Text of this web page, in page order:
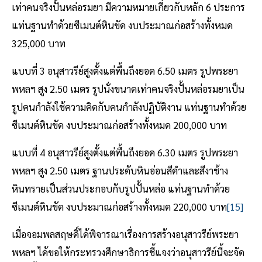
เท่าคนจริงปั้นหล่อรมยา มีความหมายเกี่ยวกับหลัก 6 ประการ
แท่นฐานทำด้วยซีเมนต์หินขัด งบประมาณก่อสร้างทั้งหมด
325,000 บาท
แบบที่ 3 อนุสาวรีย์สูงตั้งแต่พื้นถึงยอด 6.50 เมตร รูปพระยา
พหลฯ สูง 2.50 เมตร รูปนั่งขนาดเท่าคนจริงปั้นหล่อรมยาเป็น
รูปคนกำลังใช้ความคิดกับคนกำลังปฏิบัติงาน แท่นฐานทำด้วย
ซีเมนต์หินขัด งบประมาณก่อสร้างทั้งหมด 200,000 บาท
แบบที่ 4 อนุสาวรีย์สูงตั้งแต่พื้นถึงยอด 6.30 เมตร รูปพระยา
พหลฯ สูง 2.50 เมตร ฐานประดับหินอ่อนสีดำและสีงาช้าง
หินทรายเป็นส่วนประกอบกับรูปปั้นหล่อ แท่นฐานทำด้วย
ซีเมนต์หินขัด งบประมาณก่อสร้างทั้งหมด 220,000 บาท[15]
เมื่อจอมพลสฤษดิ์ได้พิจารณาเรื่องการสร้างอนุสาวรีย์พระยา
พหลฯ ได้ขอให้กระทรวงศึกษาธิการชี้แจงว่าอนุสาวรีย์นี้จะจัด